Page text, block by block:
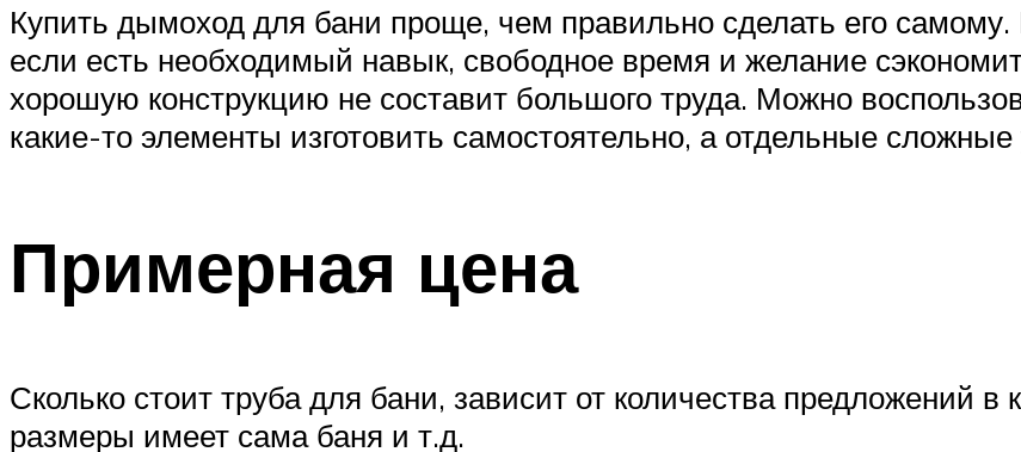
Купить дымоход для бани проще, чем правильно сделать его
если есть необходимый навык, свободное время и желание
хорошую конструкцию не составит большого труда. Можно
какие-то элементы изготовить самостоятельно, а отдельные сложные
Примерная цена
Сколько стоит труба для бани, зависит от количества предложений в
размеры имеет сама баня и т.д.